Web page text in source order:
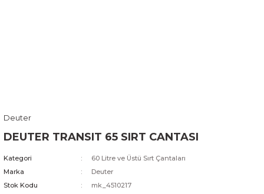
Deuter
DEUTER TRANSIT 65 SIRT CANTASI
Kategori
60 Litre ve Üstü Sırt Çantaları
Marka
Deuter
Stok Kodu
mk_4510217